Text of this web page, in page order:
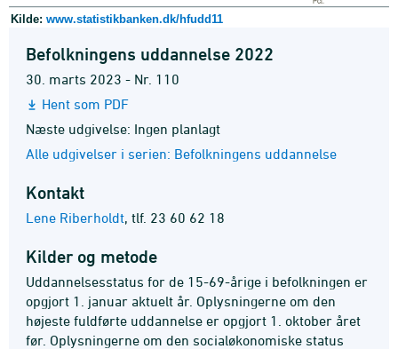
Kilde: www.statistikbanken.dk/hfudd11
Befolkningens uddannelse 2022
30. marts 2023 - Nr. 110
Hent som PDF
Næste udgivelse: Ingen planlagt
Alle udgivelser i serien: Befolkningens uddannelse
Kontakt
Lene Riberholdt, tlf. 23 60 62 18
Kilder og metode
Uddannelsesstatus for de 15-69-årige i befolkningen er
opgjort 1. januar aktuelt år. Oplysningerne om den
højeste fuldførte uddannelse er opgjort 1. oktober året
før. Oplysningerne om den socialøkonomiske status